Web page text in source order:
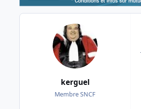
kerguel
Membre SNCF